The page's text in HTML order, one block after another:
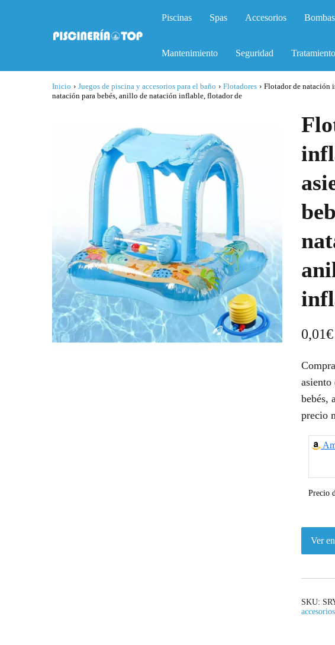
Piscinas Spas Accesorios
Mantenimiento Seguridad
Inicio › Juegos de piscina y accesorios para el baño › Flotadores › Flotador de natación
natación para bebés, anillo de natación inflable, flotador de
0,01€
asiento
bebés,
precio
Precio
Ver
SKU: